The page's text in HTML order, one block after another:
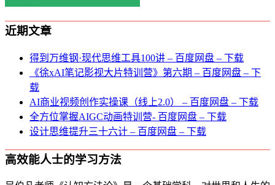
近期文章
得到万维钢·现代思维⼯具100讲 – 百度网盘 – 下载
《徐xAI笔记影视大片特训营》第六期 – 百度网盘 – 下
载
AI商业视频创作实操课（线上2.0） – 百度网盘 – 下载
全方位掌握AIGC动画特训营- 百度网盘 – 下载
设计思维提升三十六计 – 百度网盘 – 下载
高效能人士的学习方法